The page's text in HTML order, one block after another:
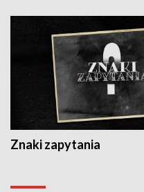
Znaki zapytania